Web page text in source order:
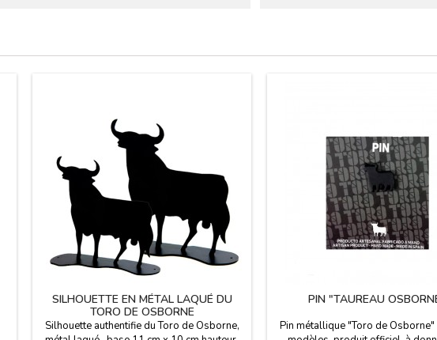
SILHOUETTE EN MÉTAL LAQUÉ DU
TORO DE OSBORNE
Silhouette authentifie du Toro de Osborne,
PIN "TAUREAU
Pin métallique "Toro de Osborne"